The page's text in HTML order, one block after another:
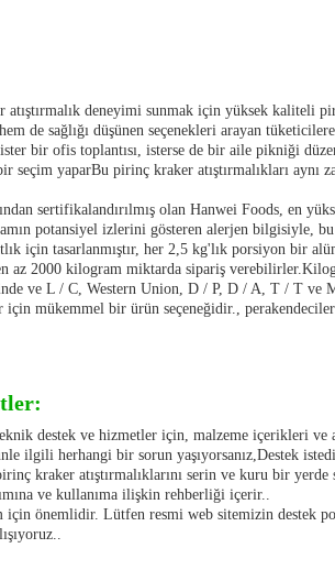
deneyimi sunmak için yüksek kaliteli
de sağlığı düşünen seçenekleri arayan
bir ofis toplantısı, isterse de bir aile pikniği
seçim yaparBu pirinç kraker atıştırmalıkları aynı
sertifikalandırılmış olan Hanwei Foods, en
potansiyel izlerini gösteren alerjen bilgisiyle,
için tasarlanmıştır, her 2,5 kg'lık porsiyon bir
az 2000 kilogram miktarda sipariş
ve L / C, Western Union, D / P, D / A, T / T ve
için mükemmel bir ürün seçeneğidir.,
destek ve hizmetler için, malzeme içerikleri ve
ilgili herhangi bir sorun yaşıyorsanız,Destek
kraker atıştırmalıklarını serin ve kuru bir
ve kullanıma ilişkin rehberliği içerir..
önemlidir. Lütfen resmi web sitemizin destek